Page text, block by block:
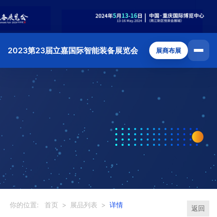
2023第23届立嘉国际智能装备展览会 展商布展
你的位置: 首页 > 展品列表 > 详情 返回